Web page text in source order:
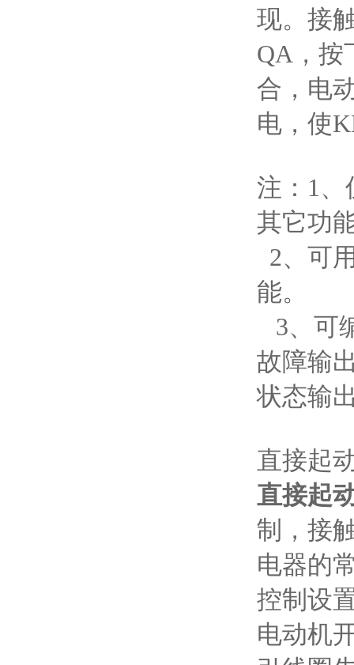
现。接
QA，按
合，电
电，使
注：1
其它功
2、可
能。
3、可
故障输
状态输
直接起
直接起
制，接
电器的
控制设
电动机